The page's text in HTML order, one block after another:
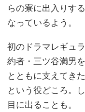
らの寮に出入りす
なっているよう。
初のドラマレギュ
約者・三ツ谷満男
とともに支えてき
という役どころ。
目に出ることも。